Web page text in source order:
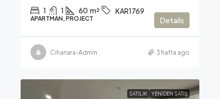
1 1 60 m² KAR1769
APARTMAN, PROJECT Details
Cihanara-Admin 3 hafta ago
SATILIK YENIDEN SATIŞ